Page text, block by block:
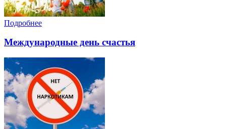
Подробнее
Международные день счастья